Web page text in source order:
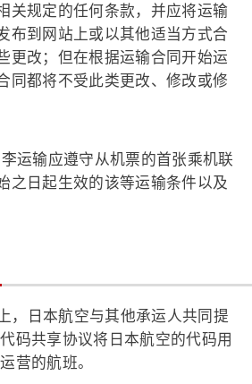
关规定的任何条款，并应将运输
布到网站上或以其他适当方式合
更改；但在根据运输合同开始运
同都将不受此类更改、修改或修
运输应遵守从机票的首张乘机联
之日起生效的该等运输条件以及
，日本航空与其他承运人共同提
码共享协议将日本航空的代码用
营的航班。